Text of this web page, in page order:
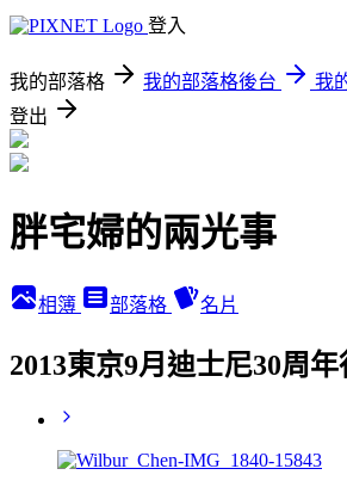
登入
我的部落格 我的部落格後台
我
登出
胖宅婦的兩光事
相簿 部落格 名片
2013東京9月迪士尼30周